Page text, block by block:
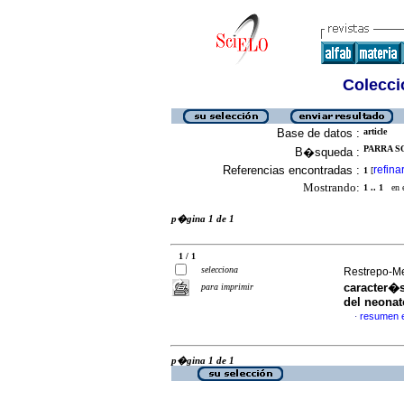
Base de datos : article
B�squeda : PARRA
Referencias encontradas : 1 [refinar
Mostrando: 1 .. 1 en
p�gina 1 de 1
1 / 1
selecciona
para imprimir
Restrepo-
del
· resumen
p�gina 1 de 1